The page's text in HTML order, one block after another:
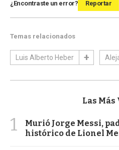
¿Encontraste un error? Reportar
Temas relacionados
Luis Alberto Heber
Las Más
1
Murió Jorge Messi,
histórico de Lionel